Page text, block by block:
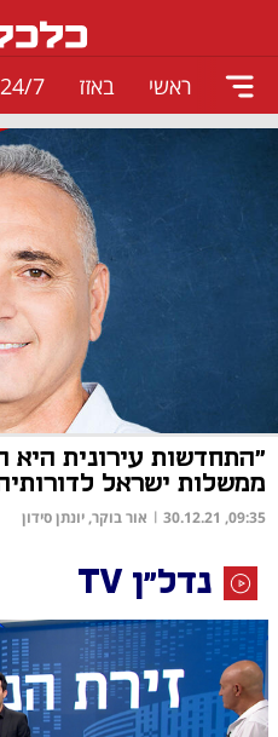
ראשי באזז 24/7
"התחדשות עירונית היא
ממשלות ישראל
09:35, 30.12.21
| אור בוקר, יונתן סידון
נדל"ן TV